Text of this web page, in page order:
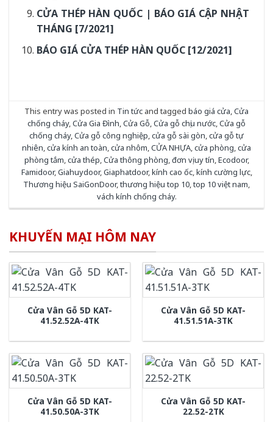
CỬA THÉP HÀN QUỐC | BÁO GIÁ CẬP NHẬT
THÁNG [7/2021]
BÁO GIÁ CỬA THÉP HÀN QUỐC [12/2021]
This entry was posted in Tin tức and tagged báo giá cửa,Cửa
chống cháy,Cửa Gia Đình,Cửa Gỗ,Cửa gỗ chịu nước,Cửa gỗ
chống cháy,Cửa gỗ công nghiệp,cửa gỗ sài gòn,cửa gỗ tự
nhiên,cửa kính an toàn,cửa nhôm,CỬA NHỰA,cửa phòng,cửa
phòng tắm,cửa thép,Cửa thông phòng,đơn vị uy tín,Ecodoor,
Famidoor,Giahuydoor,Giaphatdoor,kính cao ốc,kính cường lực,
Thương hiệu SaiGonDoor,thương hiệu top 10,top 10 việt nam,
vách kính chống cháy.
KHUYẾN MẠI HÔM NAY
Cửa Vân Gỗ 5D KAT-
41.52.52A-4TK
Cửa Vân Gỗ 5D KAT-
41.51.51A-3TK
Cửa Vân Gỗ 5D KAT-
41.50.50A-3TK
Cửa Vân Gỗ 5D KAT-
22.52-2TK